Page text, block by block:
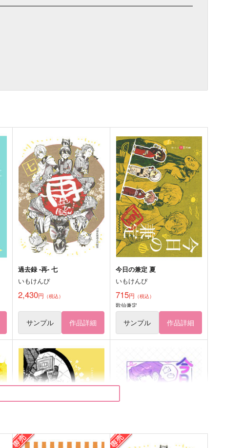
過去録 -再- 七
いもけんぴ
2,430円 （税込）
サンプル 作品詳細
今日の兼定 夏
いもけんぴ
715円 （税込）
歌仙兼定
サンプル 作品詳細